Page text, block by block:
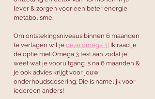
lever & zorgen voor een beter energie
metabolisme.
Om ontstekingsniveaus binnen 6 maanden
te verlagen wil je deze omega 3! Ik raad je
de optie met Omega 3 test aan zodat je
weet wat je vooruitgang is na 6 maanden &
je ook advies krijgt voor jouw
onderhoudsdosering. Die is namelijk voor
iedereen anders!